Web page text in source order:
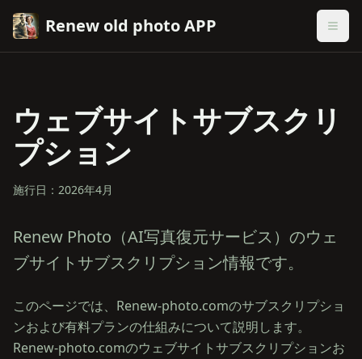
Renew old photo APP
ウェブサイトサブスクリ
プション
施行日：2026年4月
Renew Photo（AI写真復元サービス）のウェ
ブサイトサブスクリプション情報です。
このページでは、Renew-photo.comのサブスクリプショ
ンおよび有料プランの仕組みについて説明します。
Renew-photo.comのウェブサイトサブスクリプションお